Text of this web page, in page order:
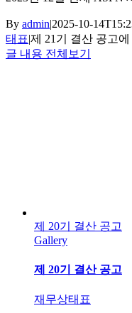
By admin|2025-10-
태표|제 21기 결산 공고
글 내용 전체보기
제 20기 결산 공고
Gallery
제 20기 결산 공고
재무상태표